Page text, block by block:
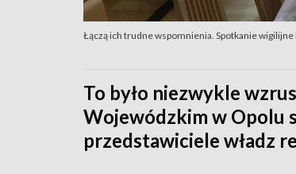
Łączą ich trudne wspomnienia. Spotkanie
To było niezwykle
Wojewódzkim w Opolu
przedstawiciele władz